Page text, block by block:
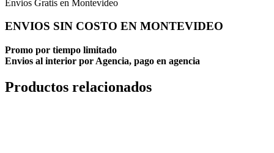
Envios Gratis en Montevideo
ENVIOS SIN COSTO EN MONTEVIDEO
Promo por tiempo limitado
Envios al interior por Agencia, pago en agencia
Productos relacionados